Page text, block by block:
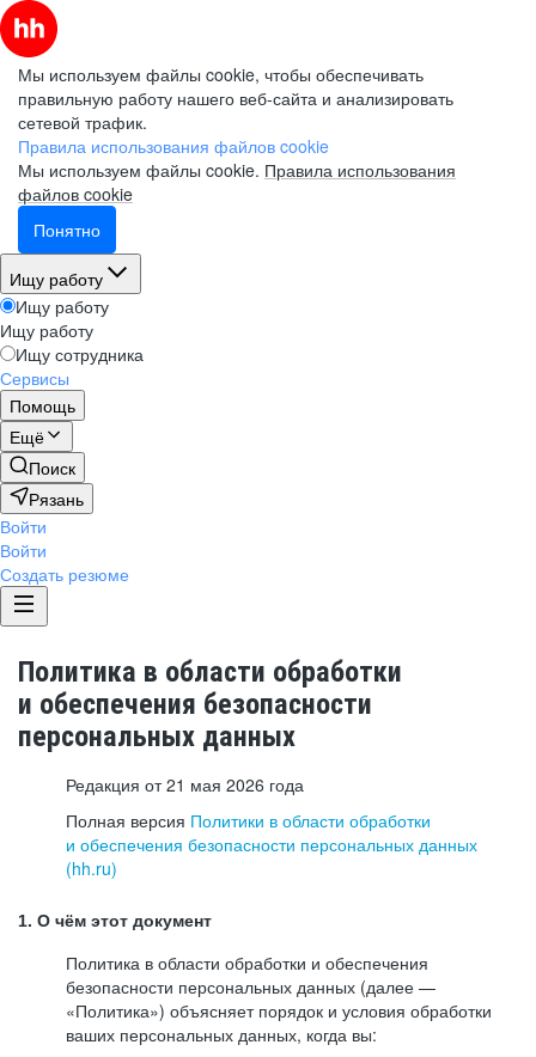
Мы используем файлы cookie, чтобы обеспечивать
правильную работу нашего веб-сайта и анализировать
сетевой трафик.
Правила использования файлов cookie
Мы используем файлы cookie. Правила использования
файлов cookie
Понятно
Ищу работу
Ищу работу
Ищу работу
Ищу сотрудника
Сервисы
Помощь
Ещё
Поиск
Рязань
Войти
Войти
Создать резюме
Политика в области обработки
и обеспечения безопасности
персональных данных
Редакция от 21 мая 2026 года
Полная версия Политики в области обработки
и обеспечения безопасности персональных данных
(hh.ru)
1. О чём этот документ
Политика в области обработки и обеспечения
безопасности персональных данных (далее —
«Политика») объясняет порядок и условия обработки
ваших персональных данных, когда вы: